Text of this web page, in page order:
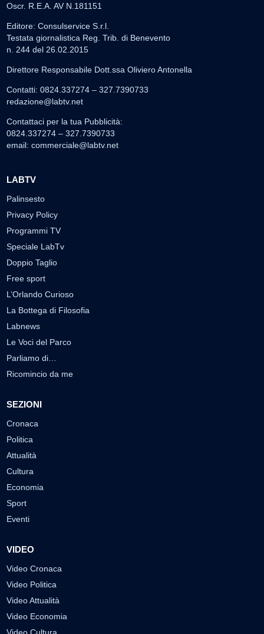
Oscr. R.E.A. AV N.181151
Editore: Consulservice S.r.l.
Testata giornalistica Reg. Trib. di Benevento
n. 244 del 26.02.2015
Direttore Responsabile Dott.ssa Oliviero Antonella
Contatti: 0824.337274 – 327.7390733
redazione@labtv.net
Contattaci per la tua Pubblicità:
0824.337274 – 327.7390733
email: commerciale@labtv.net
LABTV
Palinsesto
Privacy Policy
Programmi TV
Speciale LabTv
Doppio Taglio
Free sport
L’Orlando Curioso
La Bottega di Filosofia
Labnews
Le Voci del Parco
Parliamo di…
Ricomincio da me
SEZIONI
Cronaca
Politica
Attualità
Cultura
Economia
Sport
Eventi
VIDEO
Video Cronaca
Video Politica
Video Attualità
Video Economia